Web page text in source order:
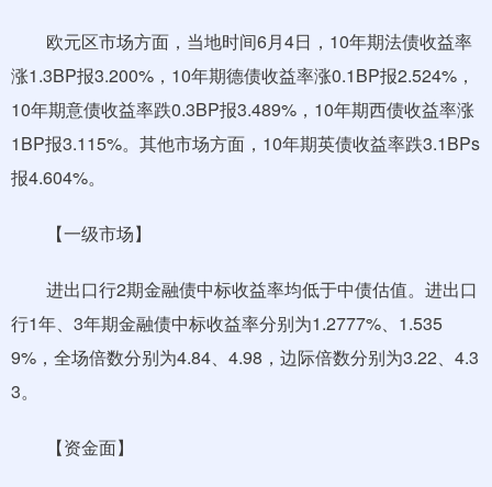
欧元区市场方面，当地时间6月4日，10年期法债收益率
涨1.3BP报3.200%，10年期德债收益率涨0.1BP报2.524%，
10年期意债收益率跌0.3BP报3.489%，10年期西债收益率涨
1BP报3.115%。其他市场方面，10年期英债收益率跌3.1BPs
报4.604%。
【一级市场】
进出口行2期金融债中标收益率均低于中债估值。进出口
行1年、3年期金融债中标收益率分别为1.2777%、1.535
9%，全场倍数分别为4.84、4.98，边际倍数分别为3.22、4.3
3。
【资金面】